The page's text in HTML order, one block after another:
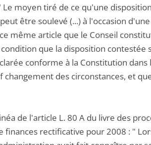
Le moyen tiré de ce qu'une
être soulevé (...) à l'occasion
même article que le Conseil
que la disposition contestée
conforme à la Constitution
changement des circonstances, et
de l'article L. 80 A du livre des
finances rectificative pour 2008 : "